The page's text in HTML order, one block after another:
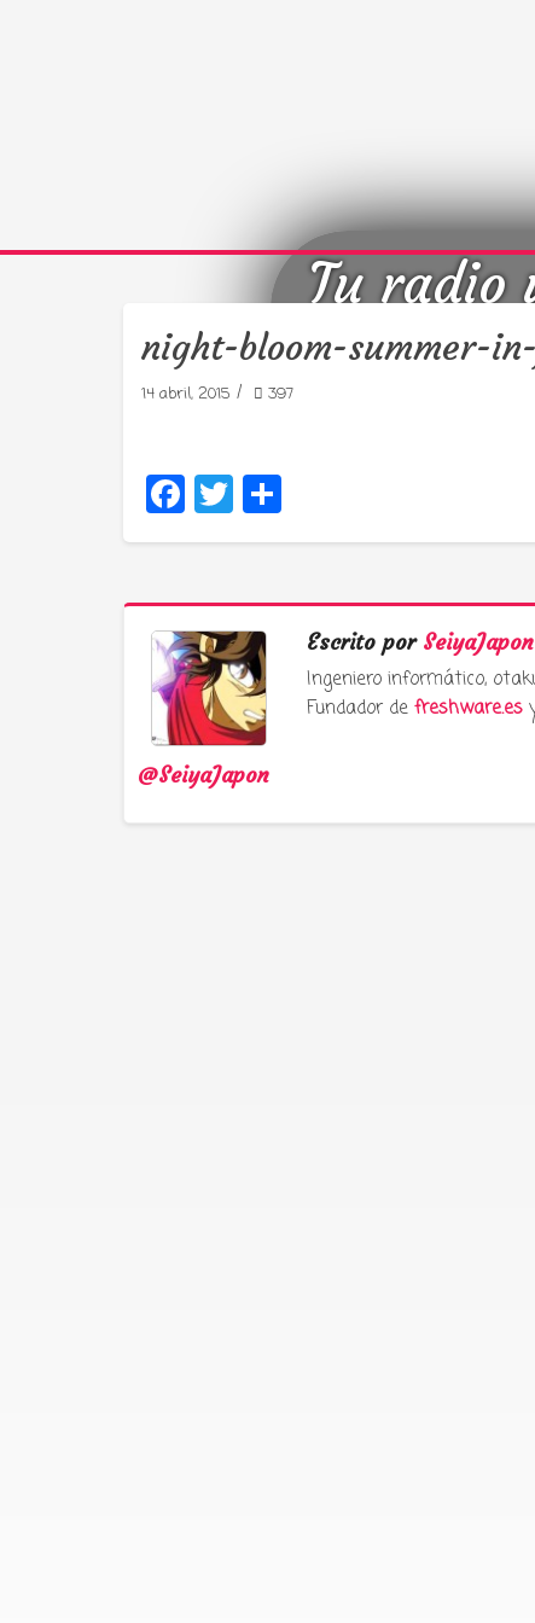
Tu radio
night-bloom-summer-
14 abril, 2015 / 397
Facebook
Twitter
@SeiyaJapon
Escrito por SeiyaJapon
Ingeniero informático,
Fundador de freshware.es